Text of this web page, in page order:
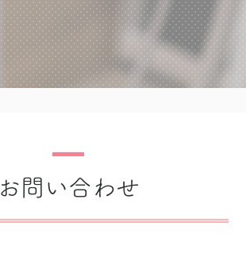
お問い合わせ